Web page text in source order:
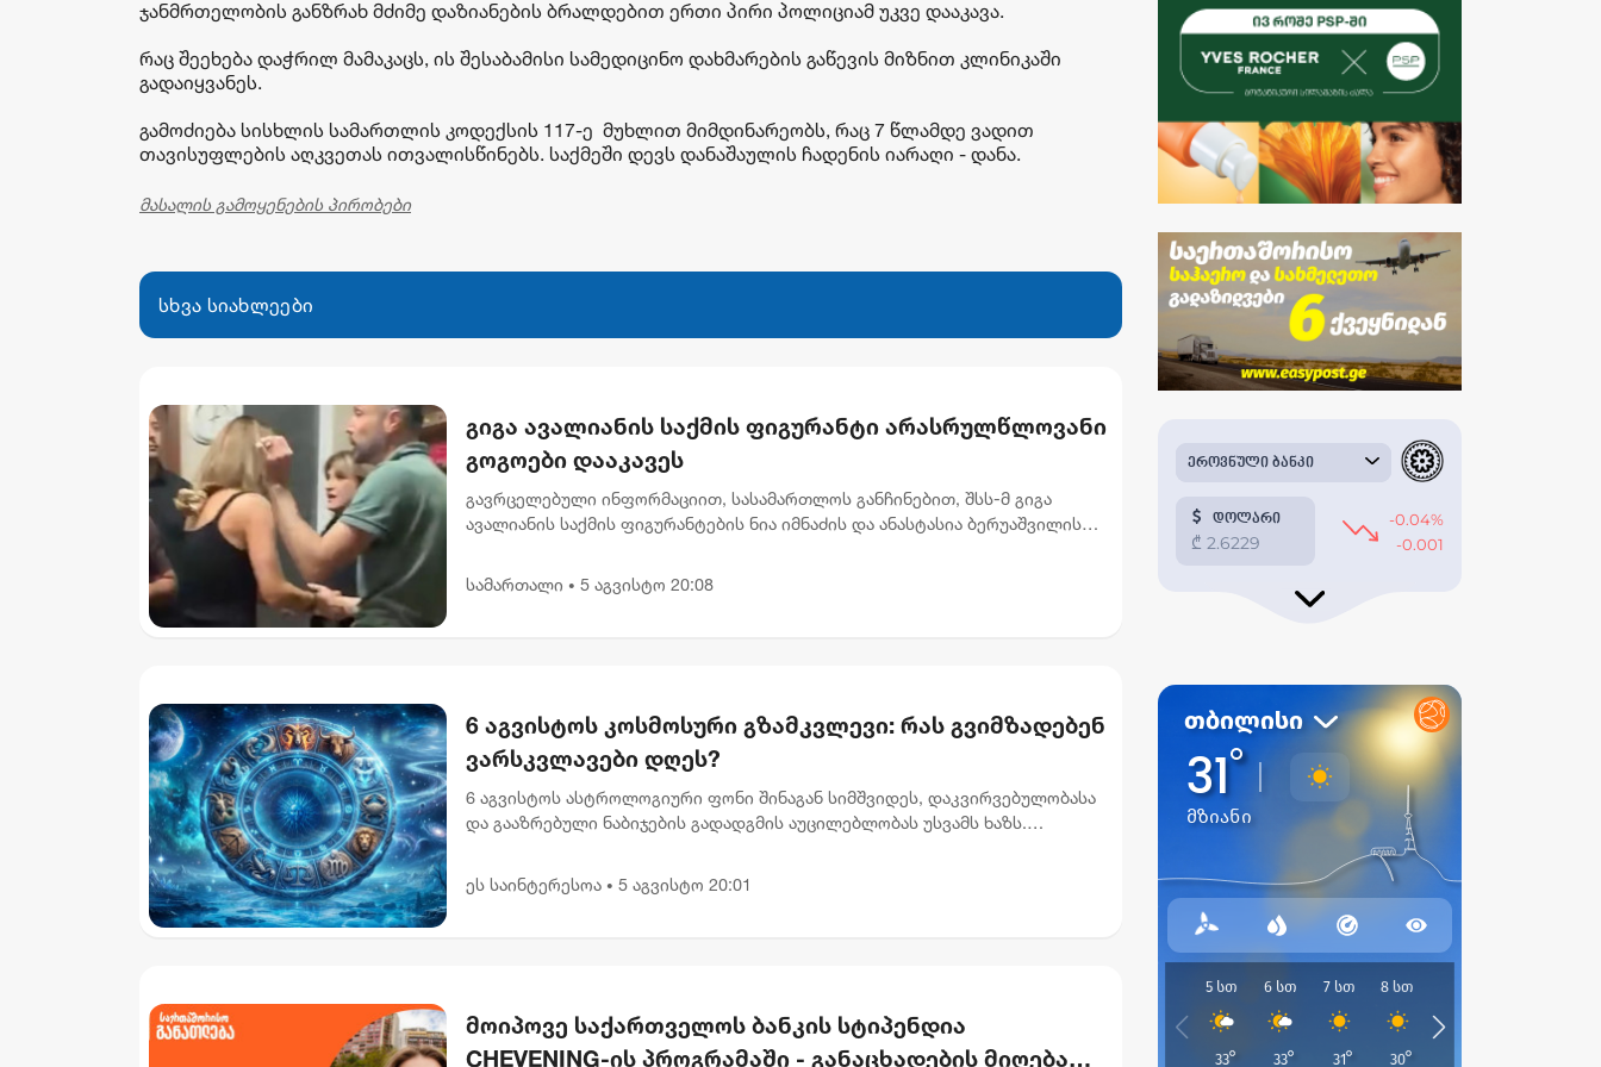
ჯანმრთელობის განზრახ მძიმე დაზიანების ბრალდებით ერთი პირი პოლიციამ უკვე დააკავა.
რაც შეეხება დაჭრილ მამაკაცს, ის შესაბამისი სამედიცინო დახმარების გაწევის მიზნით კლინიკაში
გადაიყვანეს.
გამოძიება სისხლის სამართლის კოდექსის 117-ე მუხლით მიმდინარეობს, რაც 7 წლამდე ვადით
თავისუფლების აღკვეთას ითვალისწინებს. საქმეში დევს დანაშაულის ჩადენის იარაღი - დანა.
მასალის გამოყენების პირობები
სხვა სიახლეები
გიგა ავალიანის საქმის ფიგურანტი არასრულწლოვანი
გოგოები დააკავეს
გავრცელებული ინფორმაციით, სასამართლოს განჩინებით, შსს-მ გიგა
ავალიანის საქმის ფიგურანტების ნია იმნაძის და ანასტასია ბერუაშვილის
დაკავების პ...
სამართალი • 5 აგვისტო 20:08
6 აგვისტოს კოსმოსური გზამკვლევი: რას გვიმზადებენ
ვარსკვლავები დღეს?
6 აგვისტოს ასტროლოგიური ფონი შინაგან სიმშვიდეს, დაკვირვებულობასა
და გააზრებული ნაბიჯების გადადგმის აუცილებლობას უსვამს ხაზს.
ეს საინტერესოა • 5 აგვისტო 20:01
მოიპოვე საქართველოს ბანკის სტიპენდია
CHEVENING-ის პროგრამაში - განაცხადების მიღება